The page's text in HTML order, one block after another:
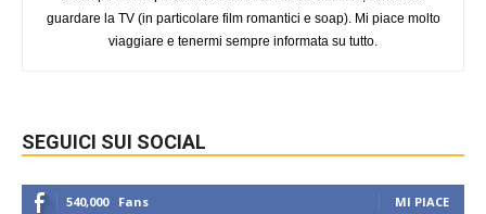
guardare la TV (in particolare film romantici e soap). Mi piace molto
viaggiare e tenermi sempre informata su tutto.
SEGUICI SUI SOCIAL
540,000 Fans MI PIACE